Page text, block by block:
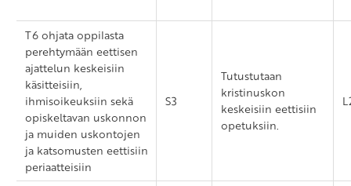
T6 ohjata oppilasta
perehtymään eettisen
ajattelun keskeisiin
käsitteisiin,
ihmisoikeuksiin sekä
opiskeltavan uskonnon
ja muiden uskontojen
ja katsomusten eettisiin
periaatteisiin
S3
Tutustutaan
kristinuskon
keskeisiin eettisiin
opetuksiin.